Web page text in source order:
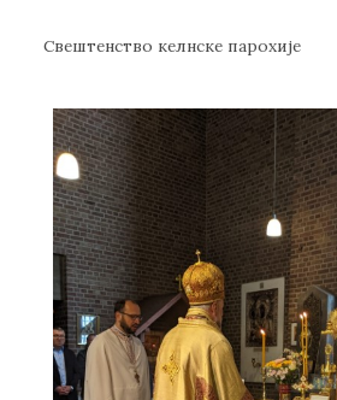
Свештенство келнске парохије